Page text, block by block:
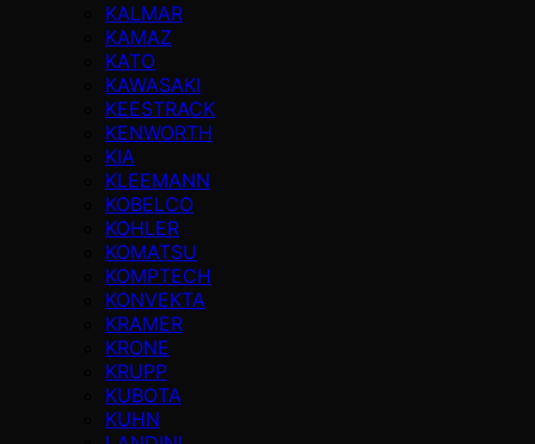
KALMAR
KAMAZ
KATO
KAWASAKI
KEESTRACK
KENWORTH
KIA
KLEEMANN
KOBELCO
KOHLER
KOMATSU
KOMPTECH
KONVEKTA
KRAMER
KRONE
KRUPP
KUBOTA
KUHN